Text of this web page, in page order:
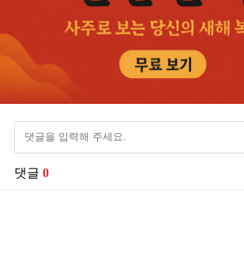
댓글 0